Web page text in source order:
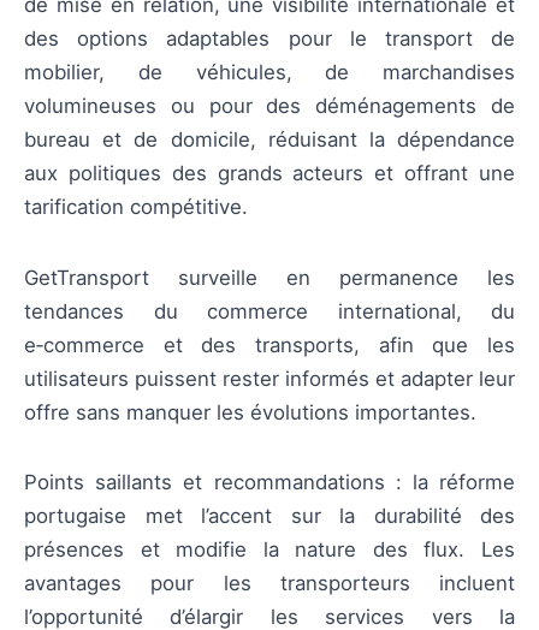
de mise en relation, une visibilité internationale et
des options adaptables pour le transport de
mobilier, de véhicules, de marchandises
volumineuses ou pour des déménagements de
bureau et de domicile, réduisant la dépendance
aux politiques des grands acteurs et offrant une
tarification compétitive.
GetTransport surveille en permanence les
tendances du commerce international, du
e‑commerce et des transports, afin que les
utilisateurs puissent rester informés et adapter leur
offre sans manquer les évolutions importantes.
Points saillants et recommandations : la réforme
portugaise met l’accent sur la durabilité des
présences et modifie la nature des flux. Les
avantages pour les transporteurs incluent
l’opportunité d’élargir les services vers la